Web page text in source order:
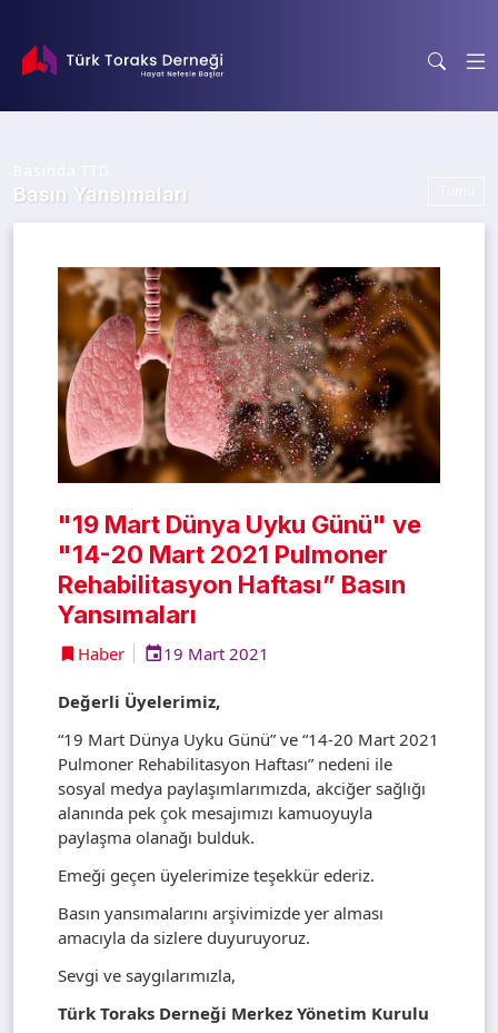
Basın Yansımaları
"19 Mart Dünya Uyku Günü" ve
"14-20 Mart 2021 Pulmoner
Rehabilitasyon Haftası” Basın
Yansımaları
Haber 19 Mart 2021
Değerli Üyelerimiz,
“19 Mart Dünya Uyku Günü” ve “14-20 Mart 2021
Pulmoner Rehabilitasyon Haftası” nedeni ile
sosyal medya paylaşımlarımızda, akciğer sağlığı
alanında pek çok mesajımızı kamuoyuyla
paylaşma olanağı bulduk.
Emeği geçen üyelerimize teşekkür ederiz.
Basın yansımalarını arşivimizde yer alması
amacıyla da sizlere duyuruyoruz.
Sevgi ve saygılarımızla,
Türk Toraks Derneği Merkez Yönetim Kurulu